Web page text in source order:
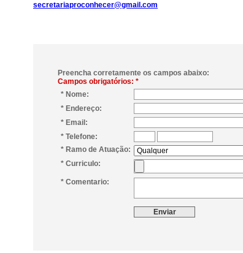
secretariaproconhecer@gmail.com
Preencha corretamente os campos abaixo:
Campos obrigatórios: *
* Nome:
* Endereço:
* Email:
* Telefone:
* Ramo de Atuação:
* Curriculo:
* Comentario: